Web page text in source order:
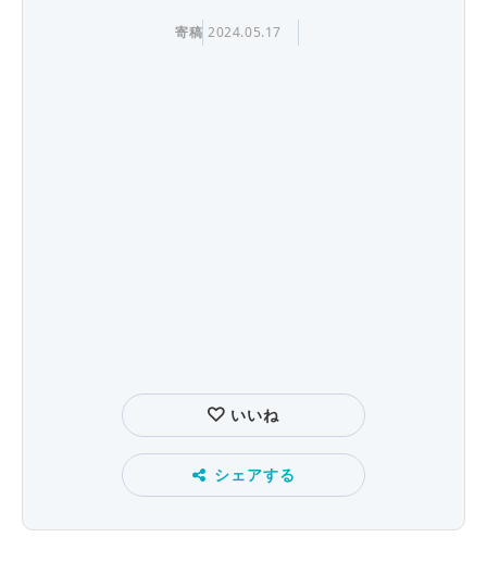
寄稿 2024.05.17
いいね
シェアする